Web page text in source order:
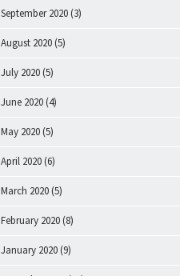
September 2020 (3)
August 2020 (5)
July 2020 (5)
June 2020 (4)
May 2020 (5)
April 2020 (6)
March 2020 (5)
February 2020 (8)
January 2020 (9)